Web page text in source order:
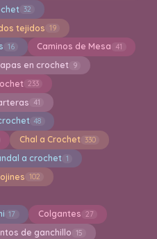
32
tejidos 19
16 Caminos de Mesa 41
en crochet 9
233
41
48
Chal a Crochet 330
a crochet 1
102
17 Colgantes 27
de ganchillo 15